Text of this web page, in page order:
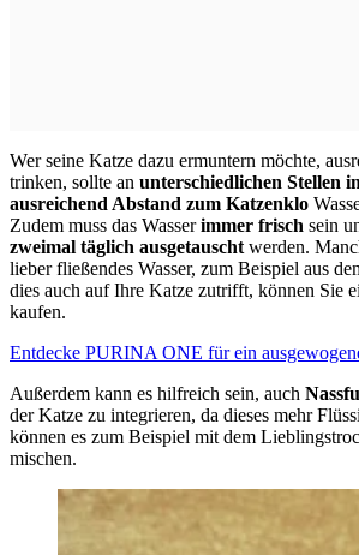
Wer seine Katze dazu ermuntern möchte,
trinken, sollte an unterschiedlichen Stellen
ausreichend Abstand zum Katzenklo
Zudem muss das Wasserimmer frisch sein
zweimal täglich ausgetauscht werden.
lieber fließendes Wasser, zum Beispiel aus
dies auch auf Ihre Katze zutrifft, können Sie
kaufen.
Entdecke PURINA ONE für ein
Außerdem kann es hilfreich sein, auch
der Katze zu integrieren, da dieses mehr
können es zum Beispiel mit dem
mischen.